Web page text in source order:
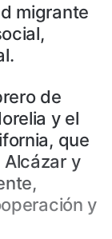
migrante
de
y el
que
y
y